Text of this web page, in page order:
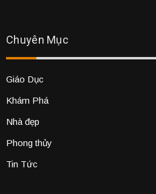
Chuyên Mục
Giáo Dục
Khám Phá
Nhà đẹp
Phong thủy
Tin Tức